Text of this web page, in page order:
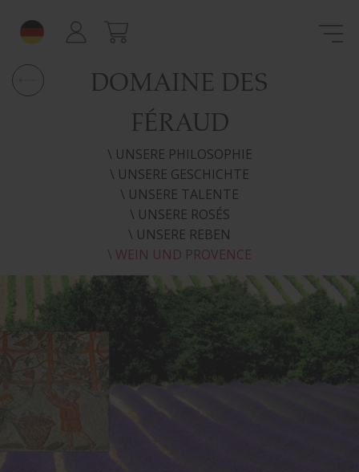
DOMAINE DES
FÉRAUD
\ UNSERE PHILOSOPHIE
\ UNSERE GESCHICHTE
\ UNSERE TALENTE
\ UNSERE ROSÉS
\ UNSERE REBEN
\ WEIN UND PROVENCE